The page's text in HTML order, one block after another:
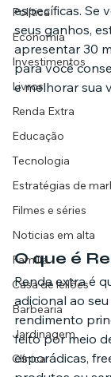
Política
Economia
Investimentos
Livros
Renda Extra
Educação
Tecnologia
Estratégias de
Filmes e séries
Noticias em alta
Família
Casa de leilões
Barbearia
Jardinagem
Clínica
específicas. Se
seus ganhos,
apresentar 30
para você
e melhorar sua
O que é
Renda extra é
adicional ao
rendimento
feito por meio
esporádicas,